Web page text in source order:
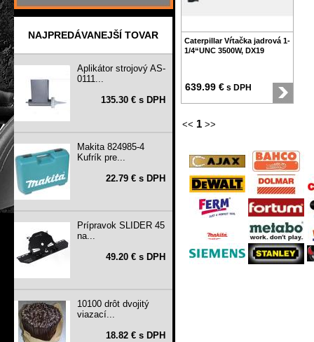
NAJPREDÁVANEJŠÍ TOVAR
Aplikátor strojový AS-
0111...
135.30 € s DPH
Makita 824985-4
Kufrík pre...
22.79 € s DPH
Prípravok SLIDER 45
na...
49.20 € s DPH
10100 drôt dvojitý
viazací...
18.82 € s DPH
Caterpillar Vŕtačka jadrová 1-
1/4“UNC 3500W, DX19
639.99 € s DPH
<< 1 >>